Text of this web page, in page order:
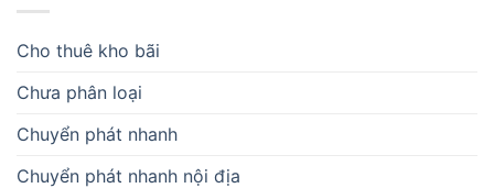
Cho thuê kho bãi
Chưa phân loại
Chuyển phát nhanh
Chuyển phát nhanh nội địa